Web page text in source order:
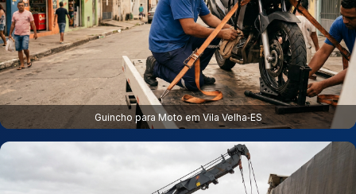
Guincho para Moto em Vila Velha‑ES